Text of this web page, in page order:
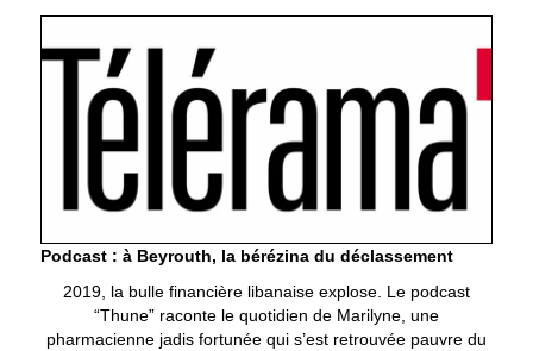
Podcast : à Beyrouth, la bérézina du déclassement
2019, la bulle financière libanaise explose. Le podcast
“Thune” raconte le quotidien de Marilyne, une
pharmacienne jadis fortunée qui s’est retrouvée pauvre du